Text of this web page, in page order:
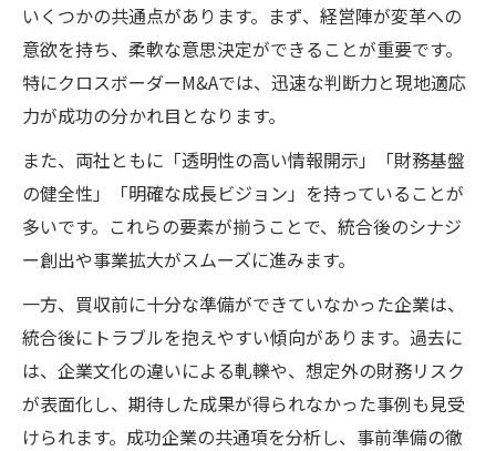
いくつかの共通点があります。まず、経営陣が変革への
意欲を持ち、柔軟な意思決定ができることが重要です。
特にクロスボーダーM&Aでは、迅速な判断力と現地適応
力が成功の分かれ目となります。
また、両社ともに「透明性の高い情報開示」「財務基盤
の健全性」「明確な成長ビジョン」を持っていることが
多いです。これらの要素が揃うことで、統合後のシナジ
ー創出や事業拡大がスムーズに進みます。
一方、買収前に十分な準備ができていなかった企業は、
統合後にトラブルを抱えやすい傾向があります。過去に
は、企業文化の違いによる軋轢や、想定外の財務リスク
が表面化し、期待した成果が得られなかった事例も見受
けられます。成功企業の共通項を分析し、事前準備の徹